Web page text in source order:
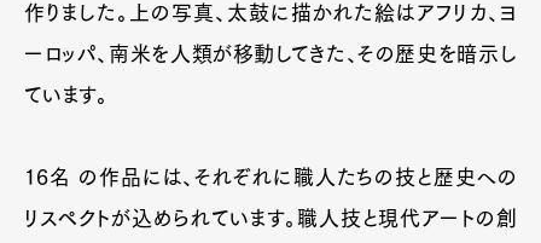
作りました。上の写真、太鼓に描かれた絵はアフリカ、ヨ
ーロッパ、南米を人類が移動してきた、その歴史を暗示し
ています。
16名 の作品には、それぞれに職人たちの技と歴史への
リスペクトが込められています。職人技と現代アートの創